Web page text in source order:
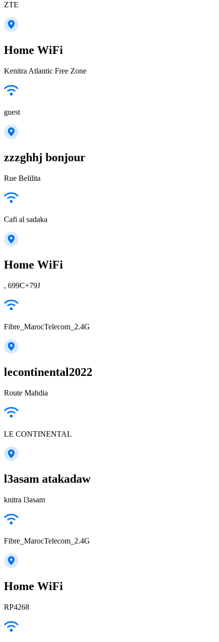
ZTE
Home WiFi
Kenitra Atlantic Free Zone
guest
zzzghhj bonjour
Rue Belilita
Cafi al sadaka
Home WiFi
, 699C+79J
Fibre_MarocTelecom_2.4G
lecontinental2022
Route Mahdia
LE CONTINENTAL
l3asam atakadaw
knitra l3asam
Fibre_MarocTelecom_2.4G
Home WiFi
RP4268